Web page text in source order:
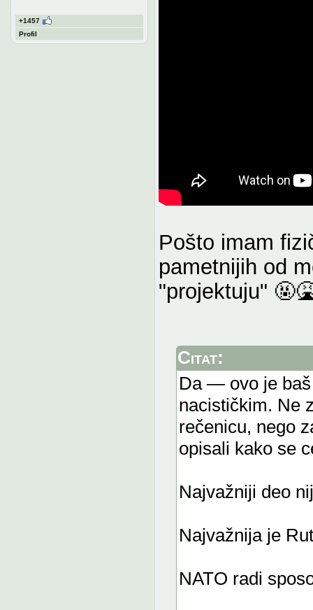
+1457
Profil
Pošto imam
pametnijih od
"projektuju"
Citat:
Da — ovo je baš
nacističkim. Ne
rečenicu, nego
opisali kako se
Najvažniji deo
Najvažnija je
NATO radi